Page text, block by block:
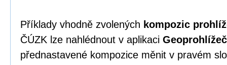
Příklady vhodně zvolených kompozic
ČÚZK lze nahlédnout v aplikaci Geoprohlížeč
přednastavené kompozice měnit v pravém